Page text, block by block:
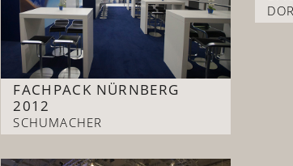
FACHPACK NÜRNBERG
2012
SCHUMACHER